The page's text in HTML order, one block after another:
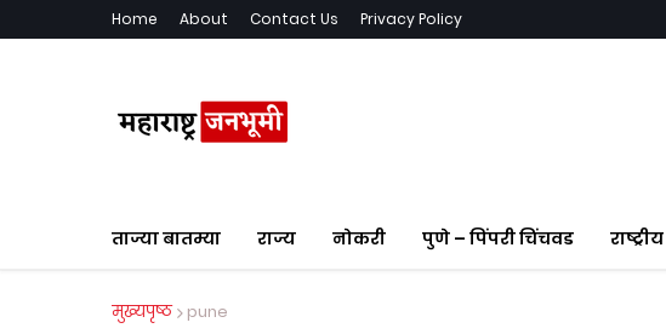
Home About Contact Us Privacy Policy
ताज्या बातम्या राज्य नोकरी पुणे – पिंपरी चिंचवड राष्ट्रीय
मुख्यपृष्ठ pune